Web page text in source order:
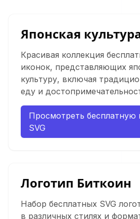
Японская
Красивая коллекция
иконок, представляющих
культуру, включая
еду и
Просмотреть бесплатную
SVG
Логотип Биткоин
Набор бесплатных SVG
в различных стилях и